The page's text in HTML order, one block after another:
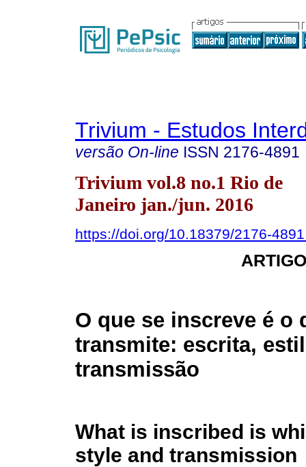
Trivium - Estudos
versão On-line ISSN 2176-4891
Trivium vol.8 no.1 Rio de
Janeiro jan./jun. 2016
https://doi.org/10.18379/2176-
O que se inscreve é o
transmite: escrita,
transmissão
What is inscribed is
style and transmission